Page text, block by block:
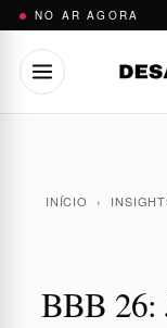
Pular
conteúdo
NO AR AGORA
INÍCIO ›
BBB 26: